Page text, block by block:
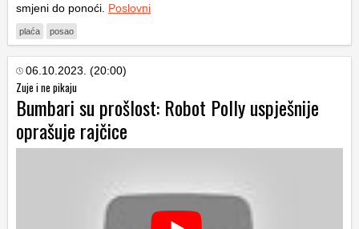
smjeni do ponoći. Poslovni
plaća posao
06.10.2023. (20:00)
Zuje i ne pikaju
Bumbari su prošlost: Robot Polly uspješnije
oprašuje rajčice